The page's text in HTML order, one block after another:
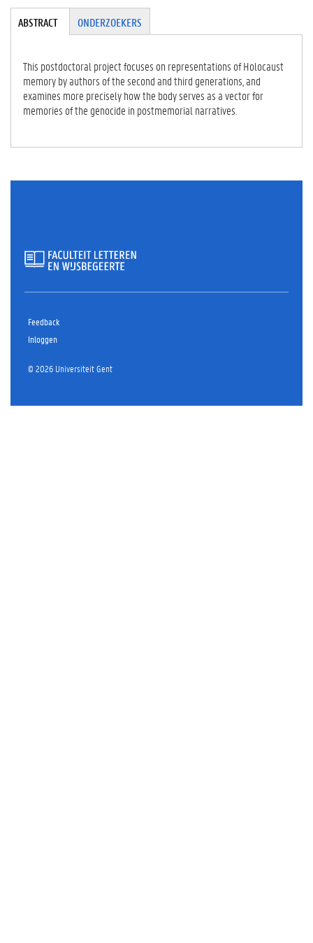
Tabgroup
ABSTRACT(A
VE
TA
BB
LA
ONDERZOEKERS
This postdoctoral project focuses on representations of Holocaust
memory by authors of the second and third generations, and
examines more precisely how the body serves as a vector for
memories of the genocide in postmemorial narratives.
Feedback
Inloggen
© 2026 Universiteit Gent